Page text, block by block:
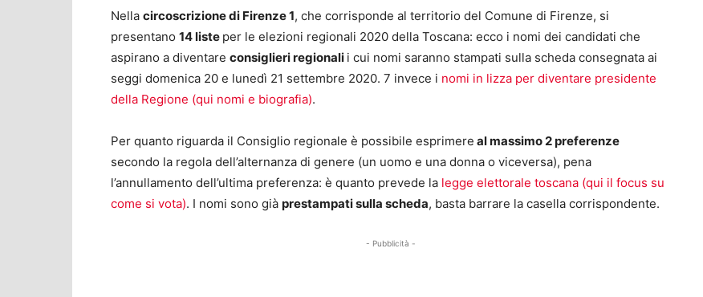
Nella circoscrizione di Firenze 1, che corrisponde al territorio del Comune di Firenze, si
presentano 14 liste per le elezioni regionali 2020 della Toscana: ecco i nomi dei candidati che
aspirano a diventare consiglieri regionali i cui nomi saranno stampati sulla scheda consegnata ai
seggi domenica 20 e lunedì 21 settembre 2020. 7 invece i nomi in lizza per diventare presidente
della Regione (qui nomi e biografia).
Per quanto riguarda il Consiglio regionale è possibile esprimere al massimo 2 preferenze
secondo la regola dell’alternanza di genere (un uomo e una donna o viceversa), pena
l’annullamento dell’ultima preferenza: è quanto prevede la legge elettorale toscana (qui il focus su
come si vota). I nomi sono già prestampati sulla scheda, basta barrare la casella corrispondente.
- Pubblicità -